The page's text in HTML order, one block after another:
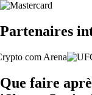
Partenaires
Que faire